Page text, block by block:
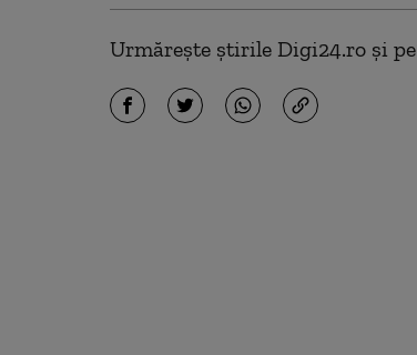
Urmărește știrile Digi24.ro și pe